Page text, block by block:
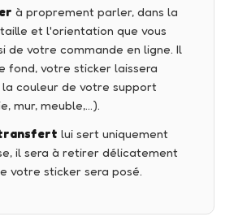
à proprement parler, dans la
et l'orientation que vous
de votre commande en ligne. Il
fond, votre sticker laissera
couleur de votre support
mur, meuble,…).
lui sert uniquement
il sera à retirer délicatement
votre sticker sera posé.